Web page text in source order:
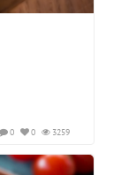
3259
0
0